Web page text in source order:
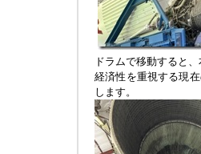
ドラムで移動すると
経済性を重視する現
します。